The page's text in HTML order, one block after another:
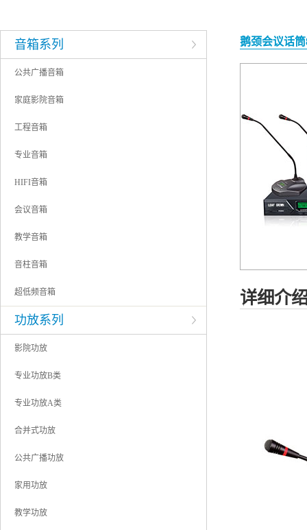
音箱系列
公共广播音箱
家庭影院音箱
工程音箱
专业音箱
HIFI音箱
会议音箱
教学音箱
音柱音箱
超低频音箱
功放系列
影院功放
专业功放B类
专业功放A类
合并式功放
公共广播功放
家用功放
教学功放
鹅颈会议话筒
详细介